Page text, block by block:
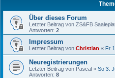
Über dieses Forum
Letzter Beitrag von ZS&FB
Antworten: 2
Impressum
Letzter Beitrag von Christian « Fr
Neuregistrierungen
Letzter Beitrag von Pascal « So 3.
Antworten: 8